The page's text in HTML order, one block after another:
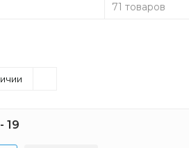
71 товаров
19